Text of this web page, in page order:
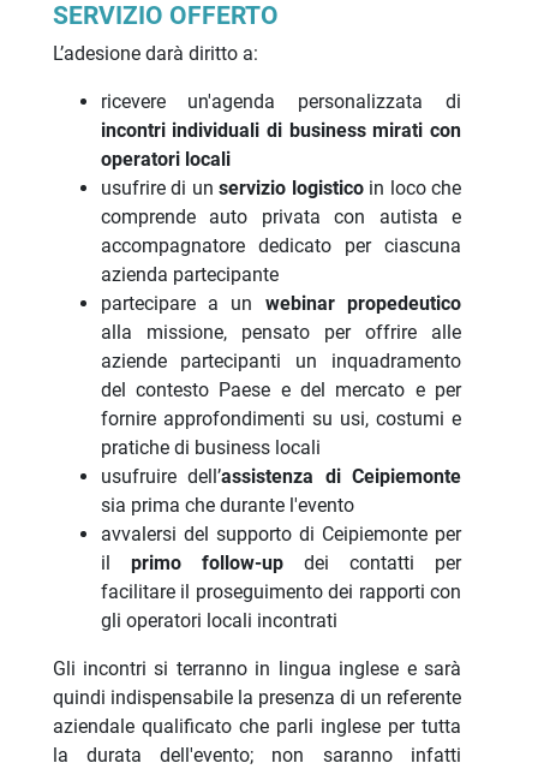
SERVIZIO OFFERTO
L’adesione darà diritto a:
ricevere un'agenda personalizzata di
incontri individuali di business mirati con
operatori locali
usufrire di unservizio logisticoin loco che
comprende auto privata con autista e
accompagnatore dedicato per ciascuna
azienda partecipante
partecipare a un webinar propedeutico
alla missione, pensato per offrire alle
aziende partecipanti un inquadramento
del contesto Paese e del mercato e per
fornire approfondimenti su usi, costumi e
pratiche di business locali
usufruire dell’assistenza di Ceipiemonte
sia prima che durante l'evento
avvalersi del supporto di Ceipiemonte per
il primo follow-updei contatti per
facilitare il proseguimento dei rapporti con
gli operatori locali incontrati
Gli incontri si terranno in lingua inglese e sarà
quindi indispensabile la presenza di un referente
aziendale qualificato che parli inglese per tutta
la durata dell'evento; non saranno infatti